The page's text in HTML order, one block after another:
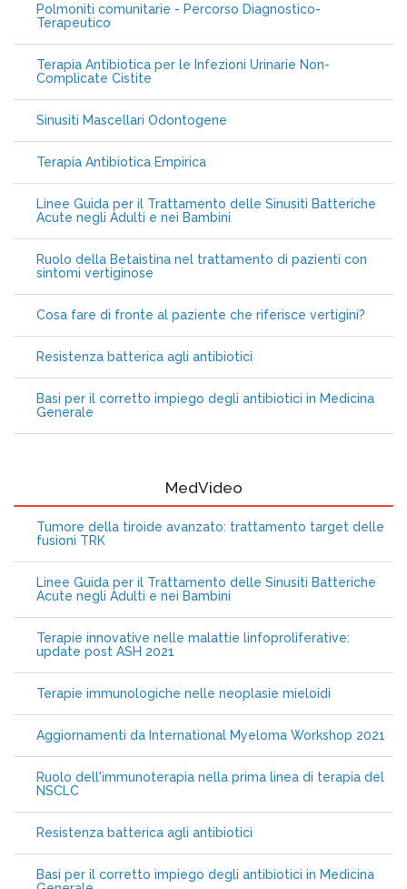
Polmoniti comunitarie - Percorso Diagnostico-
Terapeutico
Terapia Antibiotica per le Infezioni Urinarie Non-
Complicate Cistite
Sinusiti Mascellari Odontogene
Terapia Antibiotica Empirica
Linee Guida per il Trattamento delle Sinusiti Batteriche
Acute negli Adulti e nei Bambini
Ruolo della Betaistina nel trattamento di pazienti con
sintomi vertiginose
Cosa fare di fronte al paziente che riferisce vertigini?
Resistenza batterica agli antibiotici
Basi per il corretto impiego degli antibiotici in Medicina
Generale
MedVideo
Tumore della tiroide avanzato: trattamento target delle
fusioni TRK
Linee Guida per il Trattamento delle Sinusiti Batteriche
Acute negli Adulti e nei Bambini
Terapie innovative nelle malattie linfoproliferative:
update post ASH 2021
Terapie immunologiche nelle neoplasie mieloidi
Aggiornamenti da International Myeloma Workshop 2021
Ruolo dell'immunoterapia nella prima linea di terapia del
NSCLC
Resistenza batterica agli antibiotici
Basi per il corretto impiego degli antibiotici in Medicina